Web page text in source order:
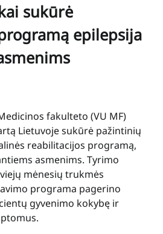
sukūrė
epilepsija
fakulteto (VU MF)
Lietuvoje sukūrė pažintinių
reabilitacijos programą,
asmenims. Tyrimo
mėnesių trukmės
programa pagerino
gyvenimo kokybę ir